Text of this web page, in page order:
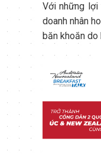
Với những
doanh nhân
băn khoăn